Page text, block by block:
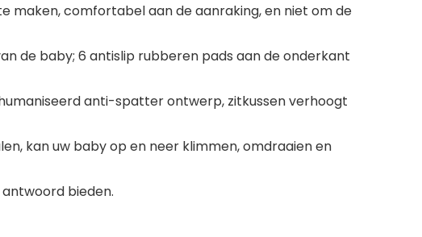
maken, comfortabel aan de aanraking, en niet om de
de baby; 6 antislip rubberen pads aan de onderkant
anti-spatter ontwerp, zitkussen verhoogt
kan uw baby op en neer klimmen, omdraaien en
bieden.